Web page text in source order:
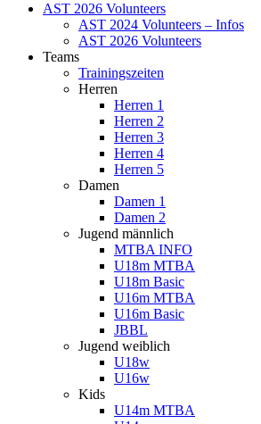
AST 2026 Volunteers
AST 2024 Volunteers – Infos
AST 2026 Volunteers
Teams
Trainingszeiten
Herren
Herren 1
Herren 2
Herren 3
Herren 4
Herren 5
Damen
Damen 1
Damen 2
Jugend männlich
MTBA INFO
U18m MTBA
U18m Basic
U16m MTBA
U16m Basic
JBBL
Jugend weiblich
U18w
U16w
Kids
U14m MTBA